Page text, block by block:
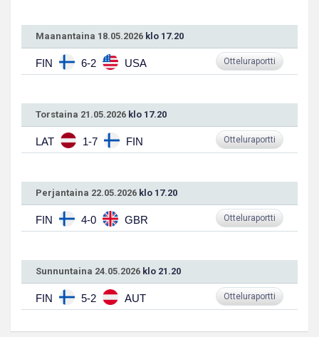
Maanantaina 18.05.2026 klo 17.20
FIN 6-2 USA Otteluraportti
Torstaina 21.05.2026 klo 17.20
LAT 1-7 FIN Otteluraportti
Perjantaina 22.05.2026 klo 17.20
FIN 4-0 GBR Otteluraportti
Sunnuntaina 24.05.2026 klo 21.20
FIN 5-2 AUT Otteluraportti